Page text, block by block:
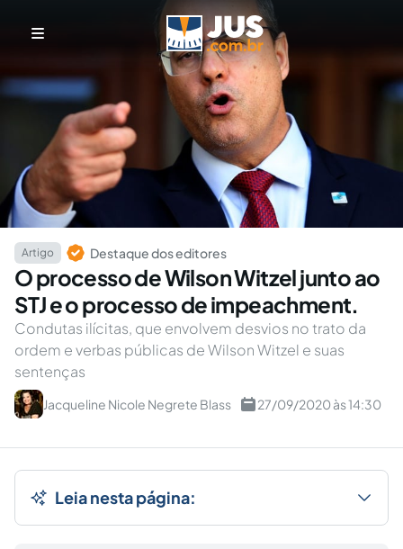
Artigo Destaque dos editores
O processo de Wilson Witzel junto ao
STJ e o processo de impeachment.
Condutas ilícitas, que envolvem desvios no trato da
ordem e verbas públicas de Wilson Witzel e suas
sentenças
Jacqueline Nicole Negrete Blass 27/09/2020 às 14:30
Leia nesta página: